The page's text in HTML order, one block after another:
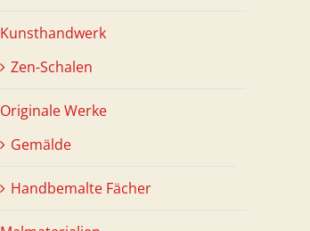
Kunsthandwerk
Zen-Schalen
Originale Werke
Gemälde
Handbemalte Fächer